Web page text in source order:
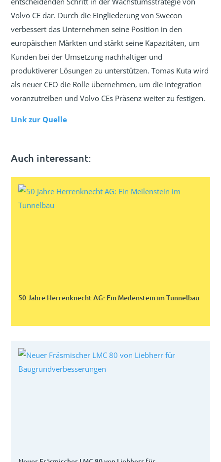
Volvo CE dar. Durch die Eingliederung von Swecon
verbessert das Unternehmen seine Position in den
europäischen Märkten und stärkt seine Kapazitäten, um
Kunden bei der Umsetzung nachhaltiger und
produktiverer Lösungen zu unterstützen. Tomas Kuta wird
als neuer CEO die Rolle übernehmen, um die Integration
voranzutreiben und Volvo CEs Präsenz weiter zu festigen.
Link zur Quelle
Auch interessant:
50 Jahre Herrenknecht AG: Ein Meilenstein im Tunnelbau